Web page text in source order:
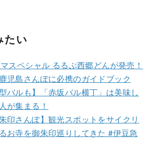
たい
スペシャル るるぶ西郷どんが発売！
児島さんぽに必携のガイドブック
バルも】「赤坂バル横丁」は美味し
が集まる！
印さんぽ】観光スポットをサイクリ
お寺を御朱印巡りしてきた #伊豆急